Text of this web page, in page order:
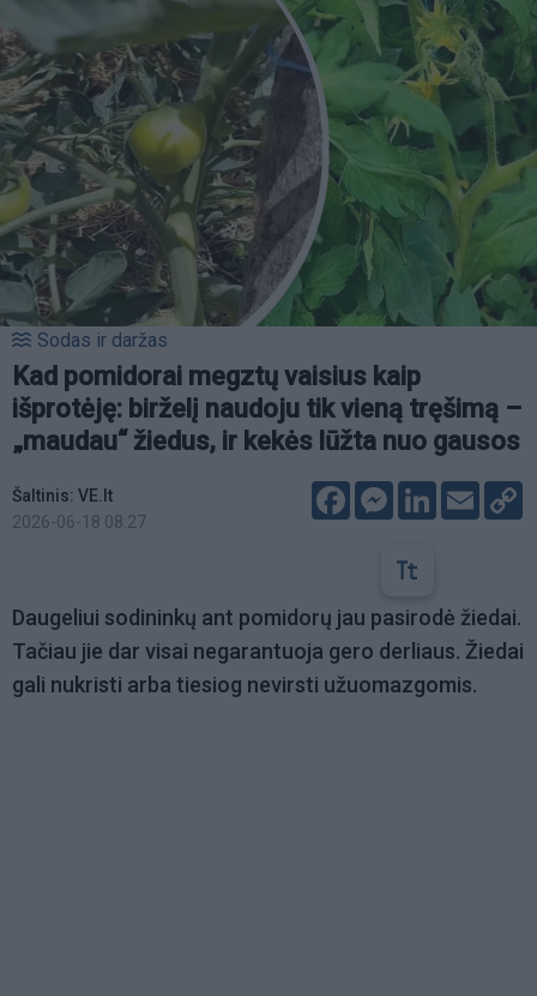
Sodas ir daržas
Kad pomidorai megztų vaisius kaip
išprotėję: birželį naudoju tik vieną tręšimą –
„maudau“ žiedus, ir kekės lūžta nuo gausos
Šaltinis: VE.lt
2026-06-18 08:27
FacebookMessenger
LinkedIn
Email
Daugeliui sodininkų ant pomidorų jau pasirodė žiedai.
Tačiau jie dar visai negarantuoja gero derliaus. Žiedai
gali nukristi arba tiesiog nevirsti užuomazgomis.